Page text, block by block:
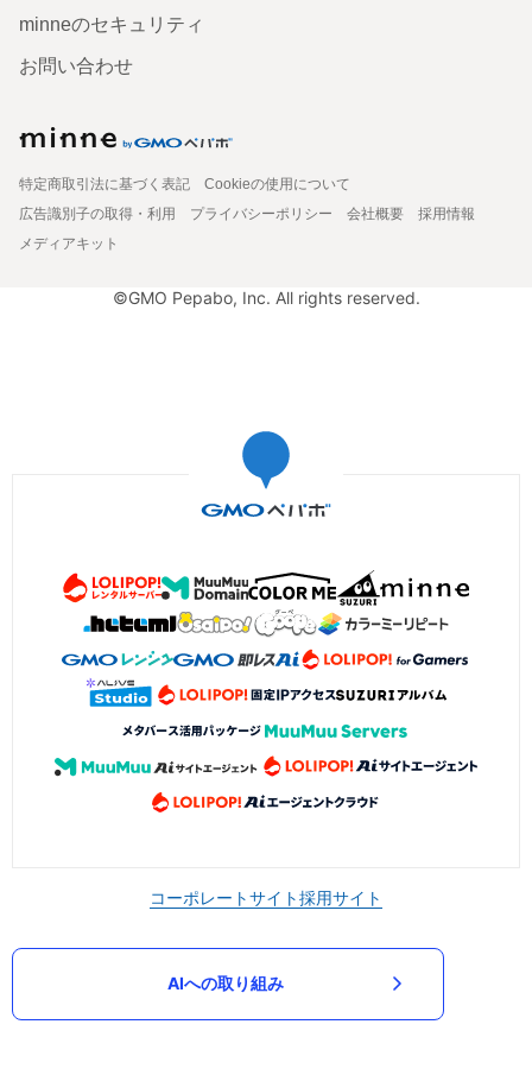
minneのセキュリティ
お問い合わせ
特定商取引法に基づく表記
Cookieの使用について
広告識別子の取得・利用
プライバシーポリシー 会社概要
採用情報
メディアキット
©GMO Pepabo, Inc. All rights reserved.
コーポレートサイト採用サイト
AIへの取り組み